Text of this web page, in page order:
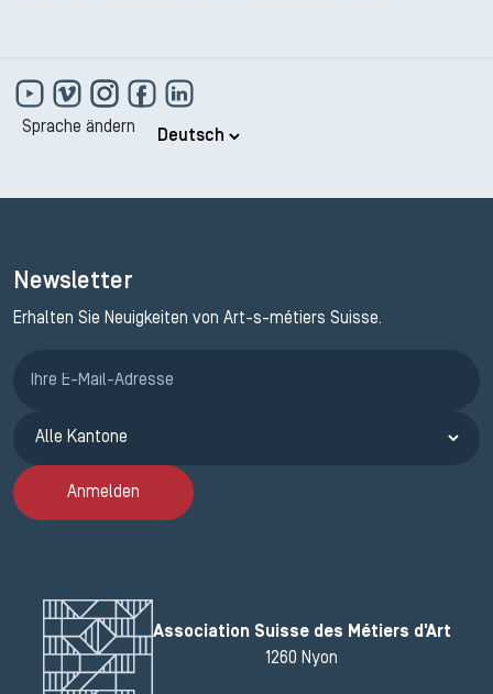
Sprache ändern
Newsletter
Erhalten Sie Neuigkeiten von Art-s-métiers Suisse.
Anmelden
Association Suisse des Métiers d'Art
1260 Nyon